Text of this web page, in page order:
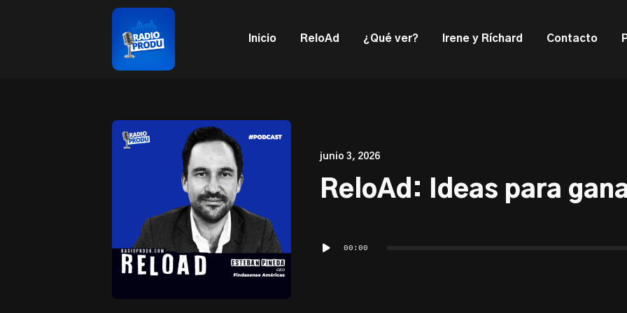
Inicio ReloAd ¿Qué ver? Irene y Ríchard Contacto
This is a placeholder for your sticky navigation bar. It should not be visible.
junio 3, 2026
ReloAd: Ideas para
de
00:00